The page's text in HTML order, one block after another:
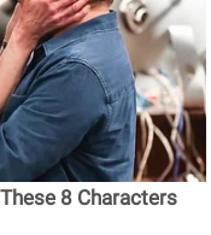
8 Characters